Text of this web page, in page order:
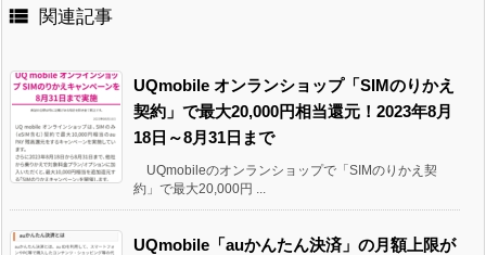
 関連記事
UQmobile オンランショップ「SIMのりかえ
契約」で最大20,000円相当還元！2023年8月
18日～8月31日まで
UQmobileのオンランショップで「SIMのりかえ契
約」で最大20,000円 ...
UQmobile「auかんたん決済」の月額上限が